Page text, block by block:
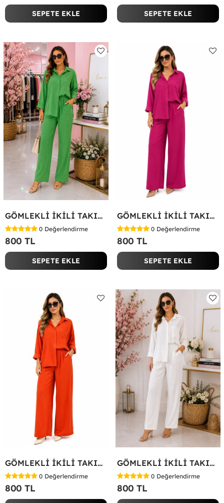
SEPETE EKLE SEPETE EKLE
GÖMLEKLİ İKİLİ TAKIM Koyu Yeşil
0 Değerlendirme
800 TL
SEPETE EKLE
GÖMLEKLİ İKİLİ TAKIM Fuşya
0 Değerlendirme
800 TL
SEPETE EKLE
GÖMLEKLİ İKİLİ TAKIM Kırmızı
0 Değerlendirme
800 TL
GÖMLEKLİ İKİLİ TAKIM Beyaz
0 Değerlendirme
800 TL